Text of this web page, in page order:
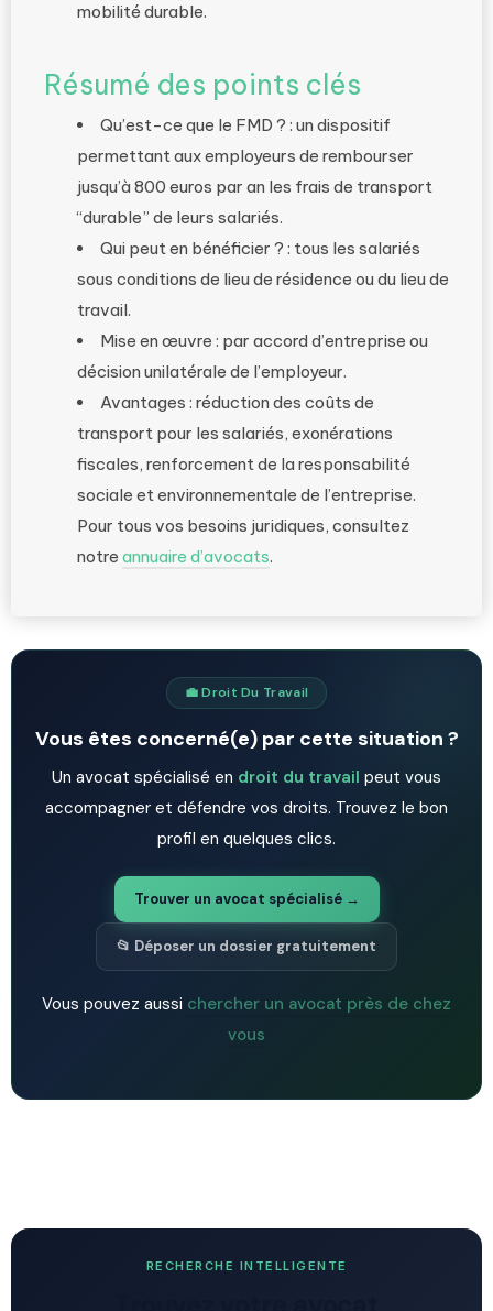
mobilité durable.
Résumé des points clés
Qu’est-ce que le FMD ? : un dispositif
permettant aux employeurs de rembourser
jusqu’à 800 euros par an les frais de transport
“durable” de leurs salariés.
Qui peut en bénéficier ? : tous les salariés
sous conditions de lieu de résidence ou du lieu de
travail.
Mise en œuvre : par accord d’entreprise ou
décision unilatérale de l’employeur.
Avantages : réduction des coûts de
transport pour les salariés, exonérations
fiscales, renforcement de la responsabilité
sociale et environnementale de l’entreprise.
Pour tous vos besoins juridiques, consultez
notre annuaire d’avocats.
💼 Droit Du Travail
Vous êtes concerné(e) par cette situation ?
Un avocat spécialisé en droit du travail peut vous
accompagner et défendre vos droits. Trouvez le bon
profil en quelques clics.
Trouver un avocat spécialisé →
📂 Déposer un dossier gratuitement
Vous pouvez aussi chercher un avocat près de chez
vous
RECHERCHE INTELLIGENTE